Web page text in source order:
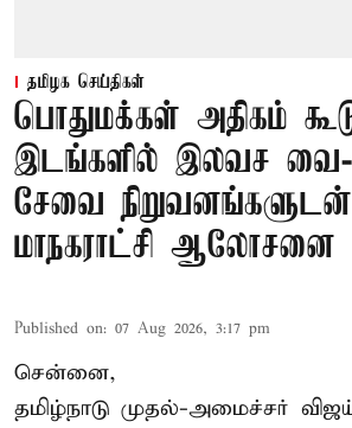
தமிழக செய்திகள்
பொதுமக்கள் அதிகம்
இடங்களில் இலவச
சேவை
மாநகராட்சி ஆலோசனை
Published on: 07 Aug 2026, 3:17 pm
சென்னை,
தமிழ்நாடு முதல்-அமைச்சர்